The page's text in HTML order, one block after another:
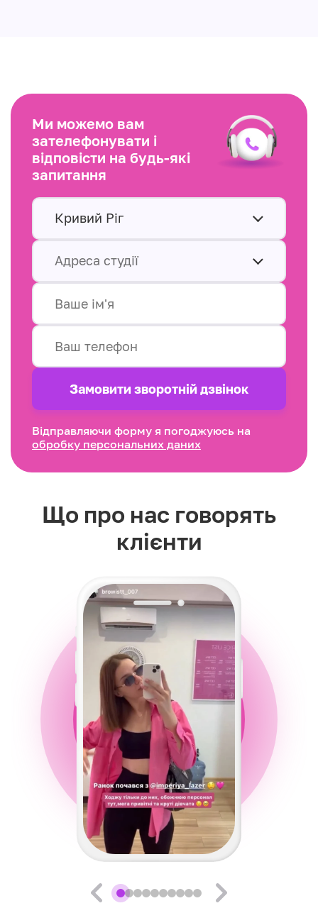
Ми можемо вам
зателефонувати і
відповісти на будь-які
запитання
Кривий Ріг
Адреса студії
Замовити зворотнiй дзвінок
Відправляючи форму я погоджуюсь на
обробку персональних даних
Що про нас говорять
клієнти